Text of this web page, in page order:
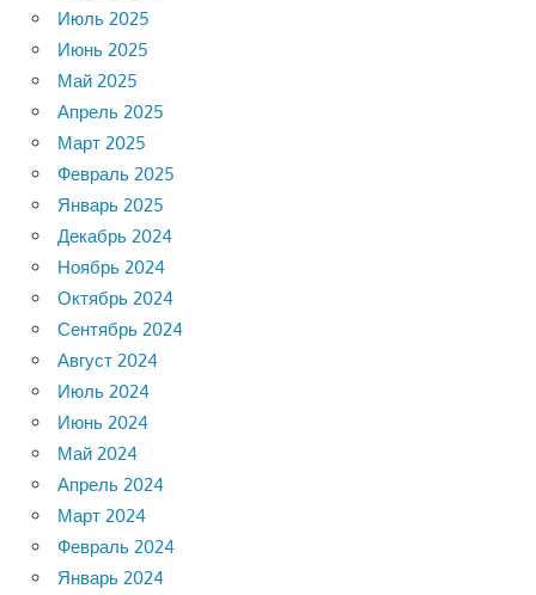
Июль 2025
Июнь 2025
Май 2025
Апрель 2025
Март 2025
Февраль 2025
Январь 2025
Декабрь 2024
Ноябрь 2024
Октябрь 2024
Сентябрь 2024
Август 2024
Июль 2024
Июнь 2024
Май 2024
Апрель 2024
Март 2024
Февраль 2024
Январь 2024